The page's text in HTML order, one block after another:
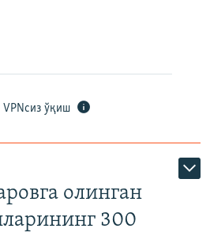
VPNсиз ўқиш
олинган
300